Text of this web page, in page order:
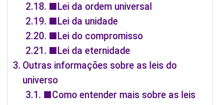
■Lei da ordem universal
■Lei da unidade
■Lei do compromisso
■Lei da eternidade
Outras informações sobre as leis do
universo
■Como entender mais sobre as leis